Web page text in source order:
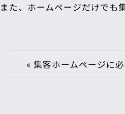
また、ホームページだけでも
«集客ホームページに